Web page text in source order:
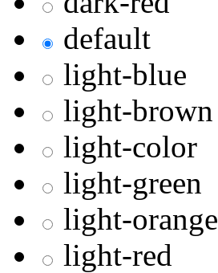
default
light-blue
light-brown
light-color
light-green
light-orange
light-red